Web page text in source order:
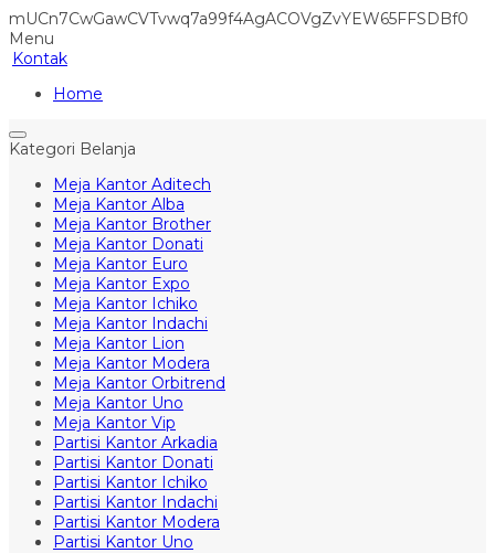
mUCn7CwGawCVTvwq7a99f4AgACOVgZvYEW65FFSDBf0
Menu
Kontak
Home
Kategori Belanja
Meja Kantor Aditech
Meja Kantor Alba
Meja Kantor Brother
Meja Kantor Donati
Meja Kantor Euro
Meja Kantor Expo
Meja Kantor Ichiko
Meja Kantor Indachi
Meja Kantor Lion
Meja Kantor Modera
Meja Kantor Orbitrend
Meja Kantor Uno
Meja Kantor Vip
Partisi Kantor Arkadia
Partisi Kantor Donati
Partisi Kantor Ichiko
Partisi Kantor Indachi
Partisi Kantor Modera
Partisi Kantor Uno